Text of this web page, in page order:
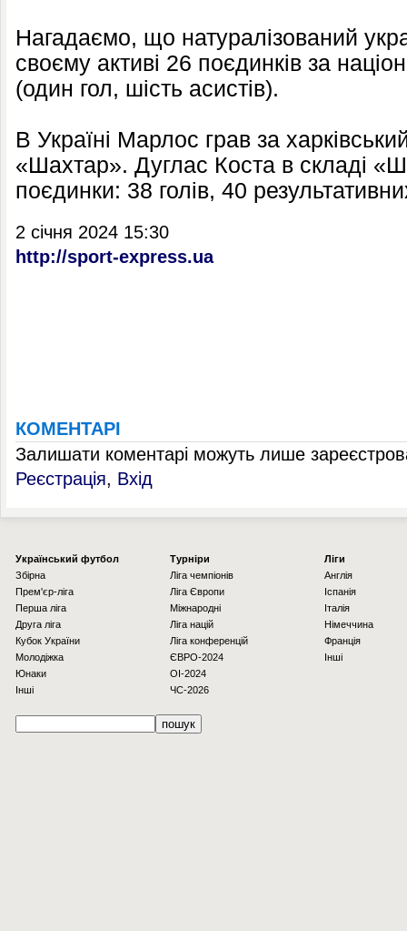
Нагадаємо, що натуралізований
своєму активі 26 поєдинків за
(один гол, шість асистів).
В Україні Марлос грав за
«Шахтар». Дуглас Коста в складі
поєдинки: 38 голів, 40
2 січня 2024 15:30
http://sport-express.ua
КОМЕНТАРІ
Залишати коментарі можуть лише
Реєстрація, Вхід
Українcький футбол
Збірна
Прем'єр-ліга
Перша ліга
Друга ліга
Кубок України
Молодіжка
Юнаки
Інші
Турніри
Ліга чемпіонів
Ліга Європи
Міжнародні
Ліга націй
Ліга конференцій
ЄВРО-2024
OI-2024
ЧС-2026
Ліги
Англія
Іспанія
Італія
Німеччина
Франція
Інші